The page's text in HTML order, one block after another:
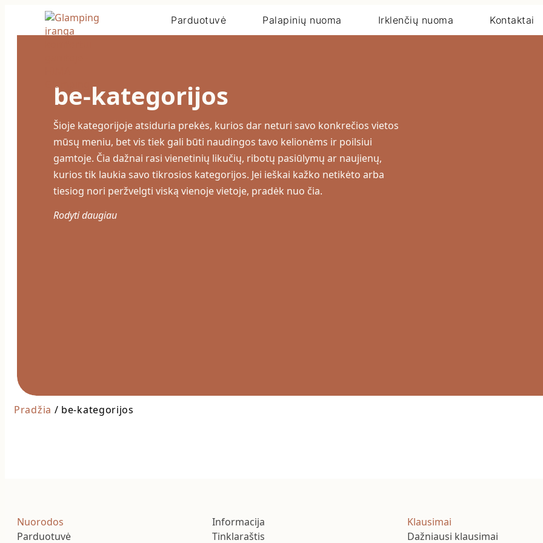
Parduotuvė Palapinių nuoma Irklenčių nuoma Kontaktai
be-kategorijos
Šioje kategorijoje atsiduria prekės, kurios dar neturi savo konkrečios vietos
mūsų meniu, bet vis tiek gali būti naudingos tavo kelionėms ir poilsiui
gamtoje. Čia dažnai rasi vienetinių likučių, ribotų pasiūlymų ar naujienų,
kurios tik laukia savo tikrosios kategorijos. Jei ieškai kažko netikėto arba
tiesiog nori peržvelgti viską vienoje vietoje, pradėk nuo čia.
Rodyti daugiau
Pradžia / be-kategorijos
Nuorodos
Parduotuvė
Informacija
Tinklaraštis
Klausimai
Dažniausi klausimai